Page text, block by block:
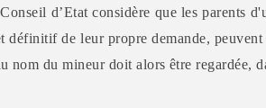
d’Etat considère que les parents
définitif de leur propre demande,
nom du mineur doit alors être regardée,